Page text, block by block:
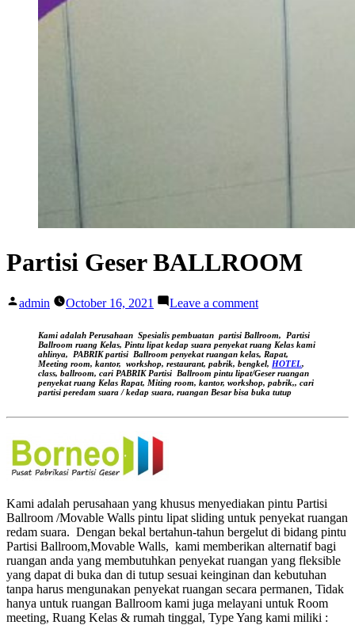
Partisi Geser BALLROOM
Posted
admin October 16, 2021 Leave a commenton
Geser
BALLROOM
Kami adalah Perusahaan Spesialis pembuatan partisi Ballroom, Partisi
Ballroom ruang Kelas, Pintu lipat kedap suara penyekat ruang Kelas kami
ahlinya,
PABRIK partisi Ballroom penyekat ruangan kelas, Rapat,
Meeting room, kantor, workshop, restaurant, pabrik, bengkel, HOTEL,
class, ballroom, cari PABRIK Partisi Ballroom pintu lipat/Geser ruangan
penyekat ruang Kelas Rapat, Miting room, kantor, workshop, pabrik,, cari
partisi peredam suara / kedap suara, ruangan Besar bisa buka tutup
Kami adalah perusahaan yang khusus menyediakan pintu Partisi
Ballroom /Movable Walls pintu lipat sliding untuk penyekat ruangan
redam suara. Dengan bekal bertahun-tahun bergelut di bidang pintu
Partisi Ballroom,Movable Walls, kami memberikan alternatif bagi
ruangan anda yang membutuhkan penyekat ruangan yang fleksible
yang dapat di buka dan di tutup sesuai keinginan dan kebutuhan
tanpa harus mengunakan penyekat ruangan secara permanen, Tidak
hanya untuk ruangan Ballroom kami juga melayani untuk Room
meeting, Ruang Kelas & rumah tinggal, Type Yang kami miliki :